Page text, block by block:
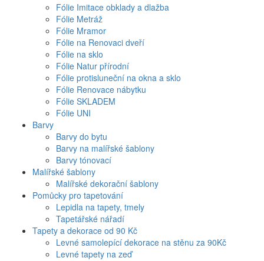
Fólie Imitace obklady a dlažba
Fólie Metráž
Fólie Mramor
Fólie na Renovaci dveří
Fólie na sklo
Fólie Natur přírodní
Fólie protisluneční na okna a sklo
Fólie Renovace nábytku
Fólie SKLADEM
Fólie UNI
Barvy
Barvy do bytu
Barvy na malířské šablony
Barvy tónovací
Malířské šablony
Malířské dekorační šablony
Pomůcky pro tapetování
Lepidla na tapety, tmely
Tapetářské nářadí
Tapety a dekorace od 90 Kč
Levné samolepící dekorace na stěnu za 90Kč
Levné tapety na zeď